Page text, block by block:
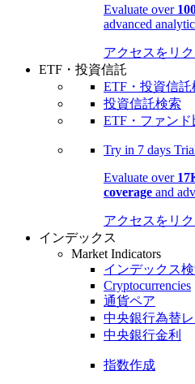
Evaluate over
advanced
アクセスをリ
ETF・投資信託
ETF・投資信託
投資信託検索
ETF・ファンド
Try in 7 days
Evaluate over
coverage and
アクセスをリ
インデックス
Market Indicators
インデックス
Cryptocurrencies
通貨ペア
中央銀行為替レ
中央銀行金利
指数作成